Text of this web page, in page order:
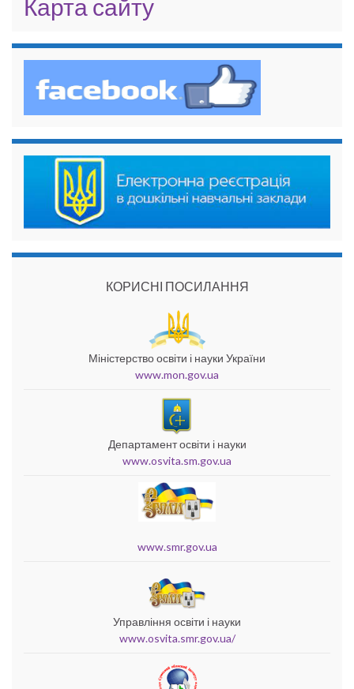
Карта сайту
КОРИСНІ ПОСИЛАННЯ
Міністерство освіти і науки України
www.mon.gov.ua
Департамент освіти і науки
www.osvita.sm.gov.ua
www.smr.gov.ua
Управління освіти і науки
www.osvita.smr.gov.ua/